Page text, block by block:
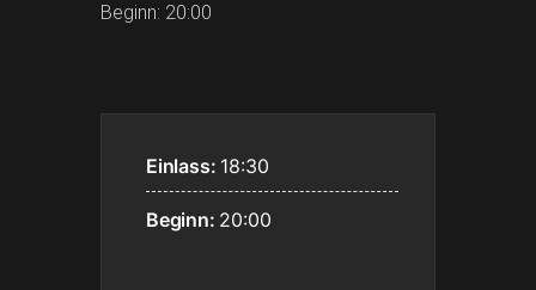
Beginn: 20:00
Einlass: 18:30
Beginn: 20:00